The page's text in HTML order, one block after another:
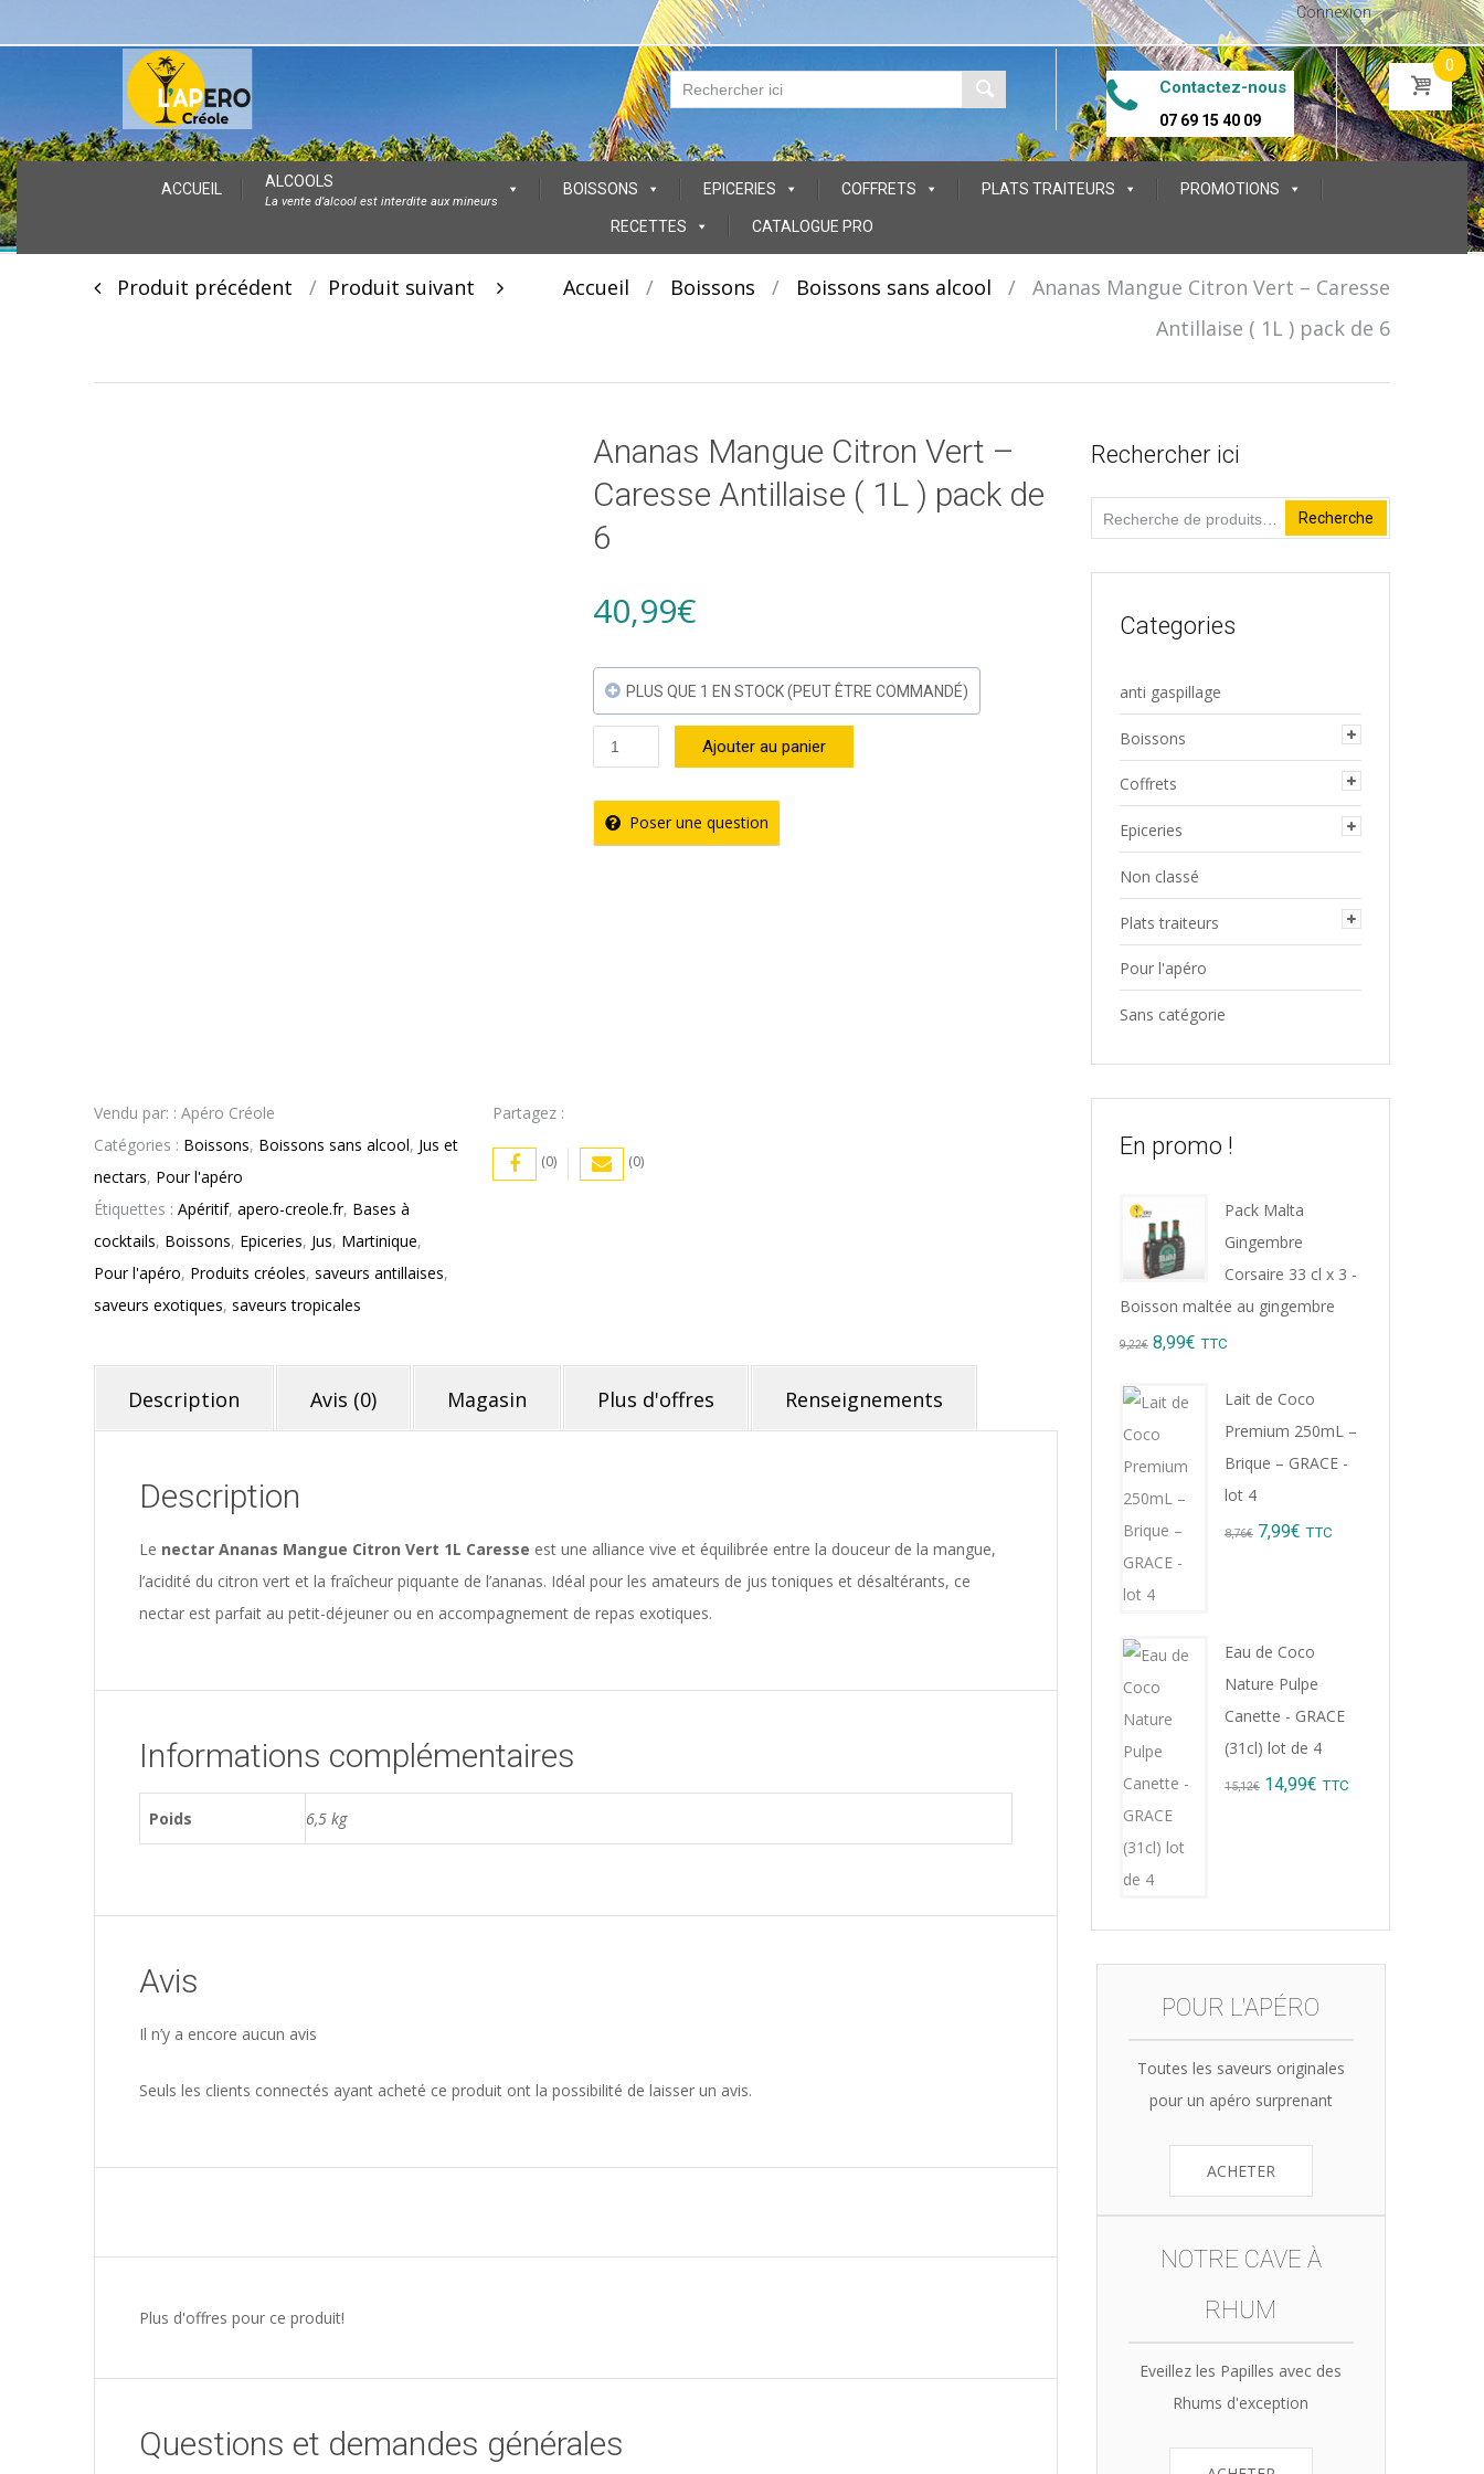
Connexion
Contactez-nous
07 69 15 40 09
0
Skip
to
content
ACCUEIL ALCOOLS
La vente d’alcool est interdite aux mineurs
BOISSONS EPICERIES COFFRETS PLATS TRAITEURS PROMOTIONS
RECETTES CATALOGUE PRO
Post
Produit précédent Produit suivant Accueil / Boissons / Boissons sans alcool /
Ananas Mangue Citron Vert – Caresse
Antillaise ( 1L ) pack de 6
Ananas Mangue Citron Vert –
Caresse Antillaise ( 1L ) pack de
6
40,99€
PLUS QUE 1 EN STOCK (PEUT ÊTRE COMMANDÉ)
quantité
de
Ananas
Mangue
de
Ajouter au panier
Poser une question
Vendu par: : Apéro Créole
Catégories : Boissons, Boissons sans alcool, Jus et
nectars, Pour l'apéro
Étiquettes : Apéritif, apero-creole.fr, Bases à
cocktails, Boissons, Epiceries, Jus, Martinique,
Pour l'apéro, Produits créoles, saveurs antillaises,
saveurs exotiques, saveurs tropicales
Partagez :
(0) (0)
Description Avis (0) Magasin Plus d'offres Renseignements
Description
Le nectar Ananas Mangue Citron Vert 1L Caresse est une alliance vive et équilibrée entre la douceur de la mangue,
l’acidité du citron vert et la fraîcheur piquante de l’ananas. Idéal pour les amateurs de jus toniques et désaltérants, ce
nectar est parfait au petit-déjeuner ou en accompagnement de repas exotiques.
Informations complémentaires
Poids 6,5 kg
Avis
Il n’y a encore aucun avis
Seuls les clients connectés ayant acheté ce produit ont la possibilité de laisser un avis.
Plus d'offres pour ce produit!
Questions et demandes générales
Rechercher ici
Recherche
pour :
Recherche
Categories
anti gaspillage
Boissons
Coffrets
Epiceries
Non classé
Plats traiteurs
Pour l'apéro
Sans catégorie
En promo !
Pack Malta
Gingembre
Corsaire 33 cl x 3 -
Boisson maltée au gingembre
9,22€ Original
was:
8,99€ Current
TTC
Lait de Coco
Premium 250mL –
Brique – GRACE -
lot 4
8,76€ Original
7,99€ Current
TTC
Eau de Coco
Nature Pulpe
Canette - GRACE
(31cl) lot de 4
15,12€ Original
14,99€ Current
TTC
POUR L'APÉRO
Toutes les saveurs originales
pour un apéro surprenant
ACHETER
NOTRE CAVE À
RHUM
Eveillez les Papilles avec des
Rhums d'exception